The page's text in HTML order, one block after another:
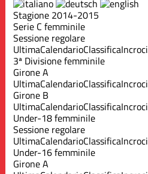
Stagione 2014-2015
Serie C femminile
Sessione regolare
UltimaCalendarioClassificaIncroci
3ª Divisione femminile
Girone A
UltimaCalendarioClassificaIncroci
Girone B
UltimaCalendarioClassificaIncroci
Under-18 femminile
Sessione regolare
UltimaCalendarioClassificaIncroci
Under-16 femminile
Girone A